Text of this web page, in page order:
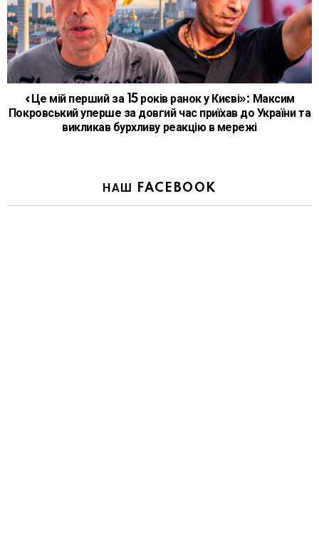
«Це мій перший за 15 років ранок у Києві»: Максим
Покровський уперше за довгий час приїхав до України та
викликав бурхливу реакцію в мережі
НАШ FACEBOOK